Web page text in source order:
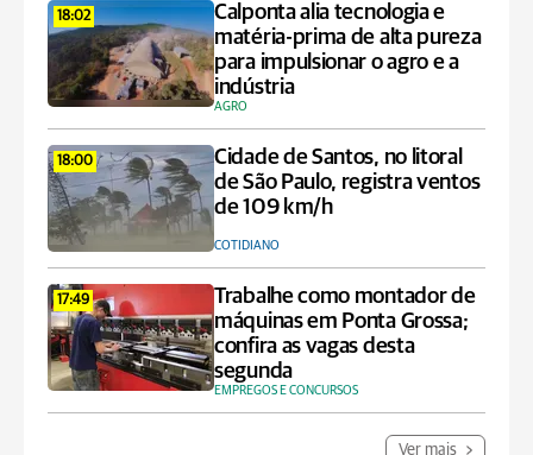
18:02
Calponta alia tecnologia e
matéria-prima de alta pureza
para impulsionar o agro e a
indústria
AGRO
18:00
Cidade de Santos, no litoral
de São Paulo, registra ventos
de 109 km/h
COTIDIANO
17:49
Trabalhe como montador de
máquinas em Ponta Grossa;
confira as vagas desta
segunda
EMPREGOS E CONCURSOS
Ver mais